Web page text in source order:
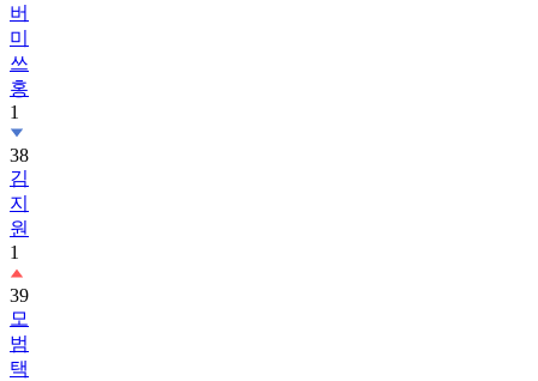
버
미
쓰
홍
1
38
김
지
원
1
39
모
범
택